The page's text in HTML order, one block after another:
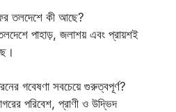
তলদেশে কী আছে?
তলদেশে পাহাড়, জলাশয় এবং প্রায়শই
গবেষণা সবচেয়ে গুরুত্বপূর্ণ?
পরিবেশ, প্রাণী ও উদ্ভিদ